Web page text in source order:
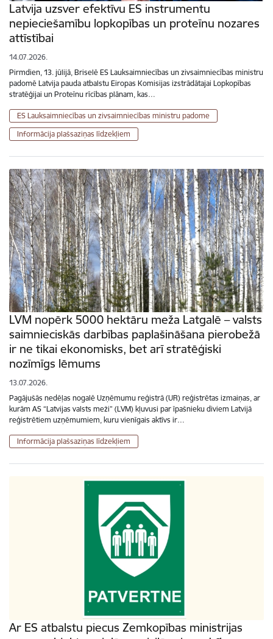
Latvija uzsver efektīvu ES instrumentu
nepieciešamību lopkopības un proteīnu nozares
attīstībai
14.07.2026.
Pirmdien, 13. jūlijā, Briselē ES Lauksaimniecības un zivsaimniecības ministru
padomē Latvija pauda atbalstu Eiropas Komisijas izstrādātajai Lopkopības
stratēģijai un Proteīnu rīcības plānam, kas…
ES Lauksaimniecības un zivsaimniecības ministru padome
Informācija plašsaziņas līdzekļiem
LVM nopērk 5000 hektāru meža Latgalē – valsts
saimnieciskās darbības paplašināšana pierobežā
ir ne tikai ekonomisks, bet arī stratēģiski
nozīmīgs lēmums
13.07.2026.
Pagājušās nedēļas nogalē Uzņēmumu reģistrā (UR) reģistrētas izmaiņas, ar
kurām AS “Latvijas valsts meži” (LVM) kļuvusi par īpašnieku diviem Latvijā
reģistrētiem uzņēmumiem, kuru vienīgais aktīvs ir…
Informācija plašsaziņas līdzekļiem
Ar ES atbalstu piecus Zemkopības ministrijas